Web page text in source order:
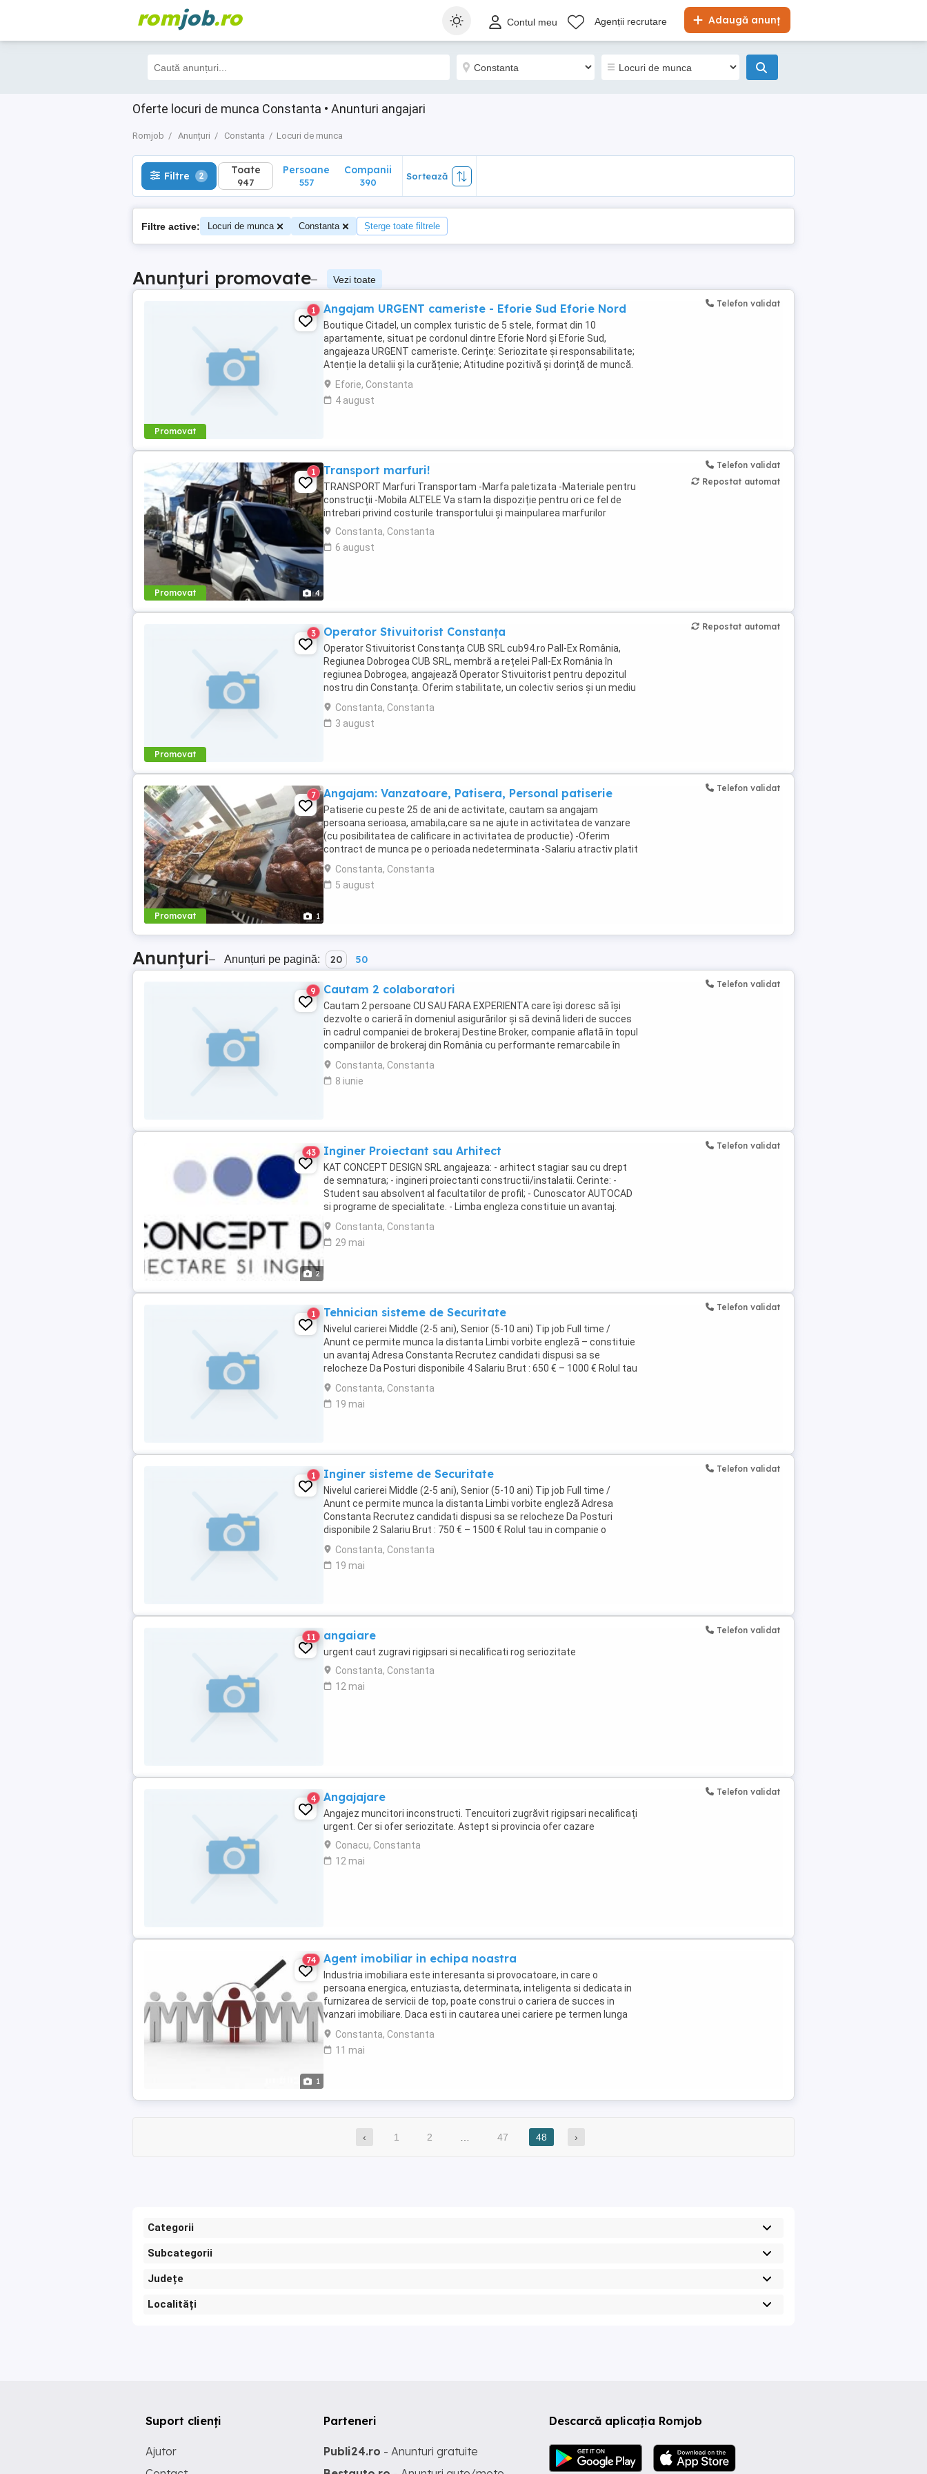
romjob.ro Adaugă anunț
Contul meu Agenții recrutare
Oferte locuri de munca Constanta • Anunturi angajari
Romjob Anunțuri Constanta Locuri de munca
Filtre 2 Toate
947
Filtre 2 Toate
947
Persoane
557
Companii
390
Sortează
Filtre active: Locuri de munca Constanta Șterge toate filtrele
Anunțuri promovate– Vezi toate
Promovat
1 Angajam URGENT cameriste - Eforie Sud Eforie Nord
Boutique Citadel, un complex turistic de 5 stele, format din 10
apartamente, situat pe cordonul dintre Eforie Nord și Eforie Sud,
angajeaza URGENT cameriste. Cerințe: Seriozitate și responsabilitate;
Atenție la detalii și la curățenie; Atitudine pozitivă și dorință de muncă.
Responsabilități: Curățenia ...
Eforie, Constanta
4 august
Telefon validat
Promovat 4
1 Transport marfuri!
TRANSPORT Marfuri Transportam -Marfa paletizata -Materiale pentru
construcții -Mobila ALTELE Va stam la dispoziție pentru ori ce fel de
intrebari privind costurile transportului și mainpularea marfurilor
Constanta, Constanta
6 august
Telefon validat
Repostat automat
Promovat
3 Operator Stivuitorist Constanța
Operator Stivuitorist Constanța CUB SRL cub94.ro Pall-Ex România,
Regiunea Dobrogea CUB SRL, membră a rețelei Pall-Ex România în
regiunea Dobrogea, angajează Operator Stivuitorist pentru depozitul
nostru din Constanța. Oferim stabilitate, un colectiv serios și un mediu
de lucru organizat, în cadrul ...
Constanta, Constanta
3 august
Repostat automat
Promovat 1
7 Angajam: Vanzatoare, Patisera, Personal patiserie
Patiserie cu peste 25 de ani de activitate, cautam sa angajam
persoana serioasa, amabila,care sa ne ajute in activitatea de vanzare
(cu posibilitatea de calificare in activitatea de productie) -Oferim
contract de munca pe o perioada nedeterminata -Salariu atractiv platit
la timp -Mediu de lucru stabil -Instruire ...
Constanta, Constanta
5 august
Telefon validat
Anunțuri– Anunțuri pe pagină: 20 50
9 Cautam 2 colaboratori
Cautam 2 persoane CU SAU FARA EXPERIENTA care își doresc să își
dezvolte o carieră în domeniul asigurărilor și să devină lideri de succes
în cadrul companiei de brokeraj Destine Broker, companie aflată în topul
companiilor de brokeraj din România cu performante remarcabile în
fiecare an în piața de ...
Constanta, Constanta
8 iunie
Telefon validat
2
43 Inginer Proiectant sau Arhitect
KAT CONCEPT DESIGN SRL angajeaza: - arhitect stagiar sau cu drept
de semnatura; - ingineri proiectanti constructii/instalatii. Cerinte: -
Student sau absolvent al facultatilor de profil; - Cunoscator AUTOCAD
si programe de specialitate. - Limba engleza constituie un avantaj.
Oferim: -pachet salarial ...
Constanta, Constanta
29 mai
Telefon validat
1 Tehnician sisteme de Securitate
Nivelul carierei Middle (2-5 ani), Senior (5-10 ani) Tip job Full time /
Anunt ce permite munca la distanta Limbi vorbite engleză – constituie
un avantaj Adresa Constanta Recrutez candidati dispusi sa se
relocheze Da Posturi disponibile 4 Salariu Brut : 650 € – 1000 € Rolul tau
in companie o intocmirea ...
Constanta, Constanta
19 mai
Telefon validat
1 Inginer sisteme de Securitate
Nivelul carierei Middle (2-5 ani), Senior (5-10 ani) Tip job Full time /
Anunt ce permite munca la distanta Limbi vorbite engleză Adresa
Constanta Recrutez candidati dispusi sa se relocheze Da Posturi
disponibile 2 Salariu Brut : 750 € – 1500 € Rolul tau in companie o
Analizarea cererilor de oferte ...
Constanta, Constanta
19 mai
Telefon validat
11 angaiare
urgent caut zugravi rigipsari si necalificati rog seriozitate
Constanta, Constanta
12 mai
Telefon validat
4 Angajajare
Angajez muncitori inconstructi. Tencuitori zugrăvit rigipsari necalificați
urgent. Cer si ofer seriozitate. Astept si provincia ofer cazare
Conacu, Constanta
12 mai
Telefon validat
1
74 Agent imobiliar in echipa noastra
Industria imobiliara este interesanta si provocatoare, in care o
persoana energica, entuziasta, determinata, inteligenta si dedicata in
furnizarea de servicii de top, poate construi o cariera de succes in
vanzari imobiliare. Daca esti in cautarea unei cariere pe termen lunga
aplica acum. Suna acum ...
Constanta, Constanta
11 mai
‹ 1 2 47 48 ›
Categorii
Subcategorii
Județe
Localități
Descarcă aplicația Romjob
Suport clienți
Ajutor
Parteneri
Publi24.ro - Anunturi gratuite